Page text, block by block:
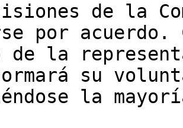
de la
por acuerdo.
de la
su
la